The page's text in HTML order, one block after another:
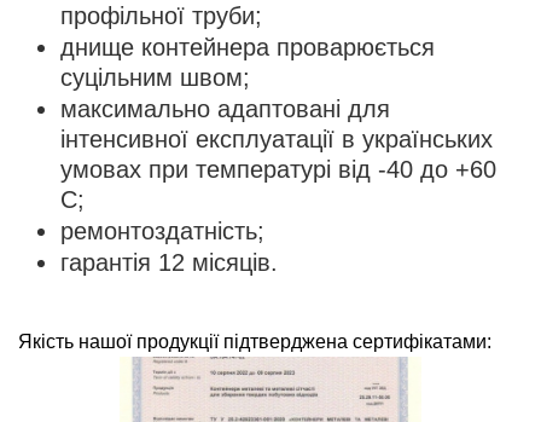
профільної труби;
днище контейнера проварюється
суцільним швом;
максимально адаптовані для
інтенсивної експлуатації в українських
умовах при температурі від -40 до +60
С;
ремонтоздатність;
гарантія 12 місяців.
Якість нашої продукції підтверджена сертифікатами: